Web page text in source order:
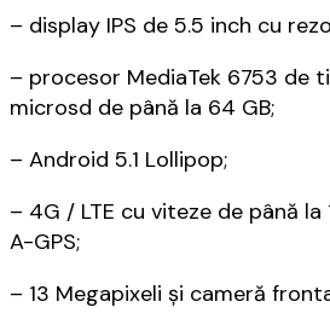
– display IPS de 5.5 inch cu
– procesor MediaTek 6753 de
microsd de până la 64 GB;
– Android 5.1 Lollipop;
– 4G / LTE cu viteze de până
A-GPS;
– 13 Megapixeli și cameră